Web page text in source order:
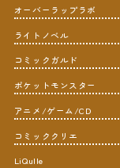
オーバーラップラボ
ライトノベル
コミックガルド
ポケットモンスター
アニメ/ゲーム/CD
コミッククリエ
LiQulle